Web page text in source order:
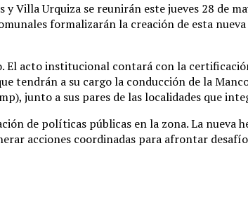
Villa Urquiza se reunirán este jueves 28 de
formalizarán la creación de esta
acto institucional contará con la
tendrán a su cargo la conducción de la
junto a sus pares de las localidades que
de políticas públicas en la zona. La
acciones coordinadas para afrontar